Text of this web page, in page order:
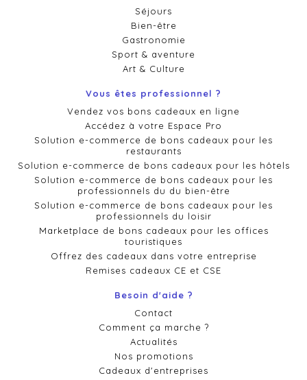
Séjours
Bien-être
Gastronomie
Sport & aventure
Art & Culture
Vous êtes professionnel ?
Vendez vos bons cadeaux en ligne
Accédez à votre Espace Pro
Solution e-commerce de bons cadeaux pour les
restaurants
Solution e-commerce de bons cadeaux pour les hôtels
Solution e-commerce de bons cadeaux pour les
professionnels du du bien-être
Solution e-commerce de bons cadeaux pour les
professionnels du loisir
Marketplace de bons cadeaux pour les offices
touristiques
Offrez des cadeaux dans votre entreprise
Remises cadeaux CE et CSE
Besoin d'aide ?
Contact
Comment ça marche ?
Actualités
Nos promotions
Cadeaux d'entreprises